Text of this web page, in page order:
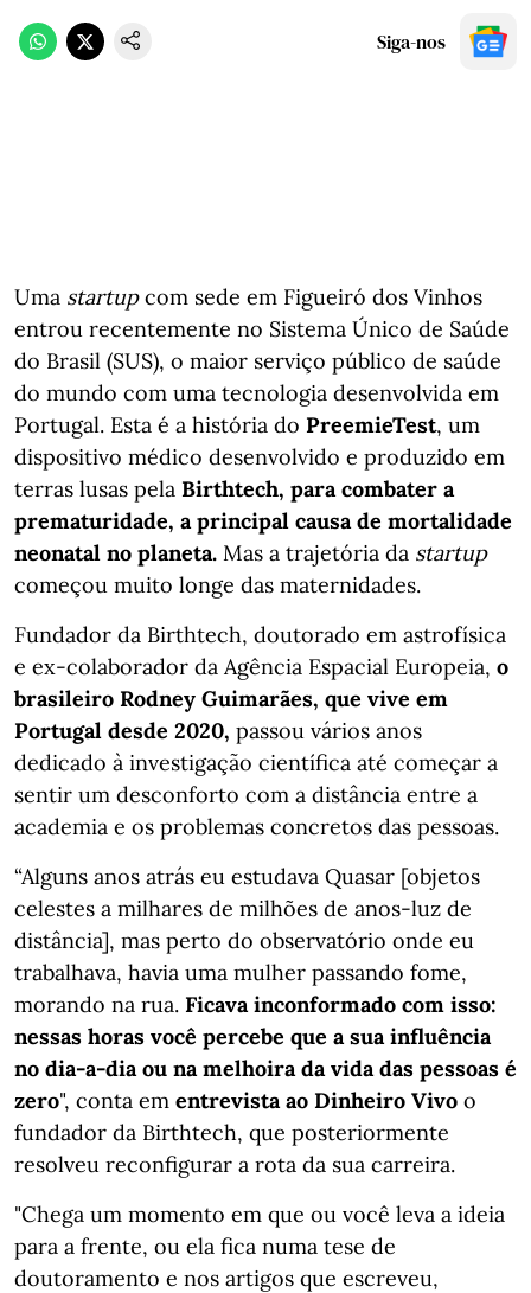
Siga-nos
Uma startupcom sede em Figueiró dos Vinhos
entrou recentemente no Sistema Único de Saúde
do Brasil (SUS), o maior serviço público de saúde
do mundo com uma tecnologia desenvolvida em
Portugal. Esta é a história do PreemieTest, um
dispositivo médico desenvolvido e produzido em
terras lusas pela Birthtech, para combater a
prematuridade, a principal causa de mortalidade
neonatal no planeta. Mas a trajetória da startup
começou muito longe das maternidades.
Fundador da Birthtech, doutorado em astrofísica
e ex-colaborador da Agência Espacial Europeia, o
brasileiro Rodney Guimarães, que vive em
Portugal desde 2020, passou vários anos
dedicado à investigação científica até começar a
sentir um desconforto com a distância entre a
academia e os problemas concretos das pessoas.
“Alguns anos atrás eu estudava Quasar [objetos
celestes a milhares de milhões de anos-luz de
distância], mas perto do observatório onde eu
trabalhava, havia uma mulher passando fome,
morando na rua. Ficava inconformado com isso:
nessas horas você percebe que a sua influência
no dia-a-dia ou na melhoira da vida das pessoas é
zero", conta em entrevista ao Dinheiro Vivo o
fundador da Birthtech, que posteriormente
resolveu reconfigurar a rota da sua carreira.
"Chega um momento em que ou você leva a ideia
para a frente, ou ela fica numa tese de
doutoramento e nos artigos que escreveu,